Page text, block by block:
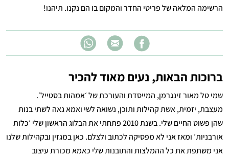
הרשימה המלאה של פריטי החדר והמקום בו הם נקנו. תיהנו!
ברוכות הבאות, נעים מאוד להכיר
שמי טל מאור זינגרמן, המייסדת והעורכת של ׳אמהות בסטייל׳.
מעצבת, יזמית, אשת קהילות ותוכן, נשואה לשי ואמא גאה לשתי בנות
שהן פשוט החיים שלי. בשנת 2010 פתחתי את הבלוג הראשון שלי ׳כלות
אורבניות׳ ומאז אני לא מפסיקה לכתוב ולצלם. כאן במגזין ובקהילות שלנו
אני משתפת את כל ההמלצות והתובנות שלי כאמא מכורת עיצוב